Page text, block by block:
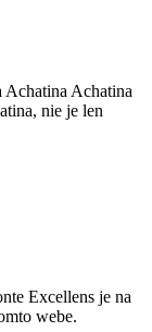
Achatina
nie je len
Excellens je na
webe.